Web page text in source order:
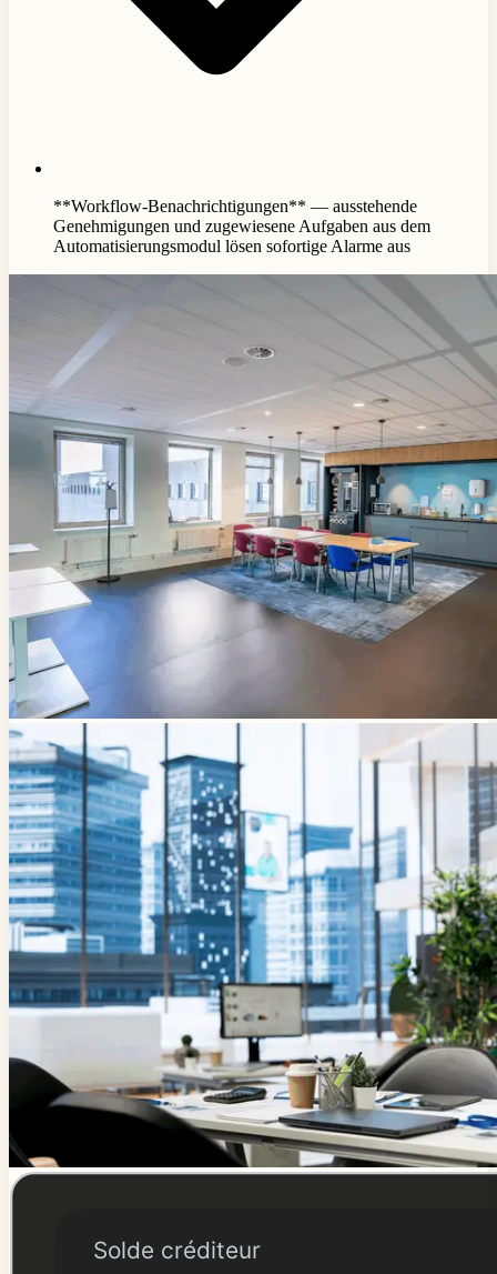
**Workflow-Benachrichtigungen** — ausstehende
Genehmigungen und zugewiesene Aufgaben aus dem
Automatisierungsmodul lösen sofortige Alarme aus